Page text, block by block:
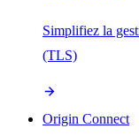
Simplifiez la
(TLS)
Origin Connect